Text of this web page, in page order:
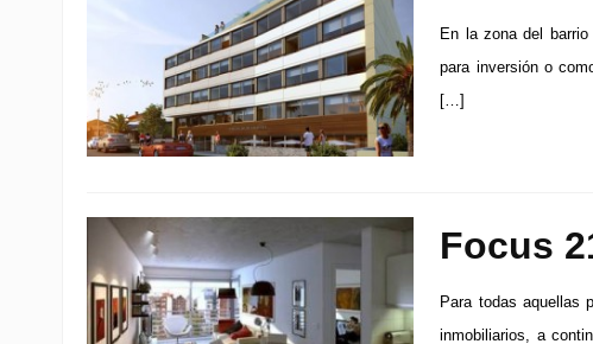
En la zona del
para inversión o
[…]
Focus
Para todas aquellas
inmobiliarios, a